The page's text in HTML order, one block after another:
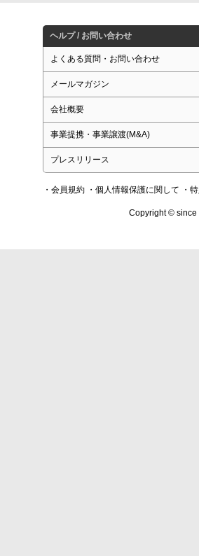
ヘルプ / お問い合わせ
よくある質問・お問い合わせ
メールマガジン
会社概要
事業提携・事業譲渡(M&A)
プレスリリース
・会員規約 ・個人情報保護に関して ・
Copyright © since